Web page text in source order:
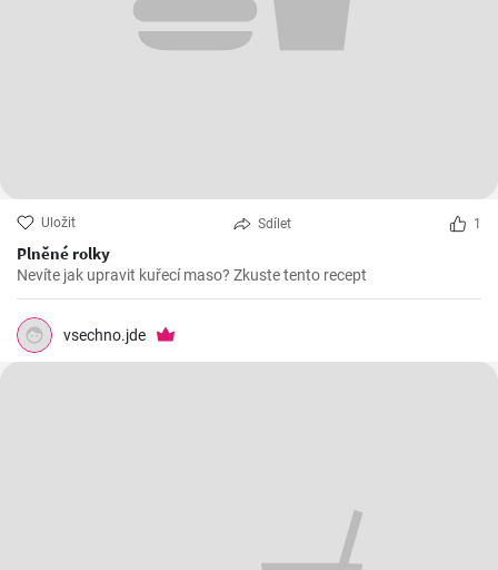
Uložit Sdílet 1
Plněné rolky
Nevíte jak upravit kuřecí maso? Zkuste tento recept
vsechno.jde